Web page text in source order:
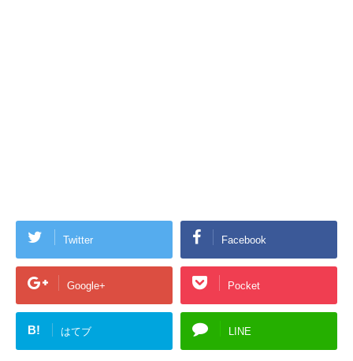
Twitter Facebook
Google+ Pocket
B! はてブ LINE